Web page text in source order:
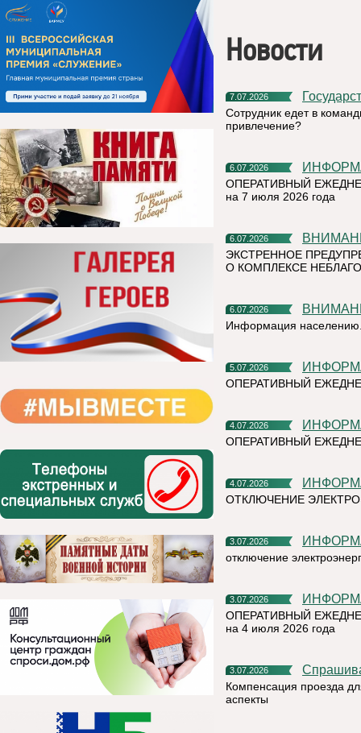
Новости
7.07.2026
Сотрудник едет в
привлечение?
6.07.2026
ОПЕРАТИВНЫЙ
на 7 июля 2026 года
6.07.2026
ЭКСТРЕННОЕ
О КОМПЛЕКСЕ
6.07.2026
Информация
5.07.2026
ОПЕРАТИВНЫЙ
4.07.2026
ОПЕРАТИВНЫЙ
4.07.2026
ОТКЛЮЧЕНИЕ
3.07.2026
отключение
3.07.2026
ОПЕРАТИВНЫЙ
на 4 июля 2026 года
3.07.2026
Компенсация проезда
аспекты